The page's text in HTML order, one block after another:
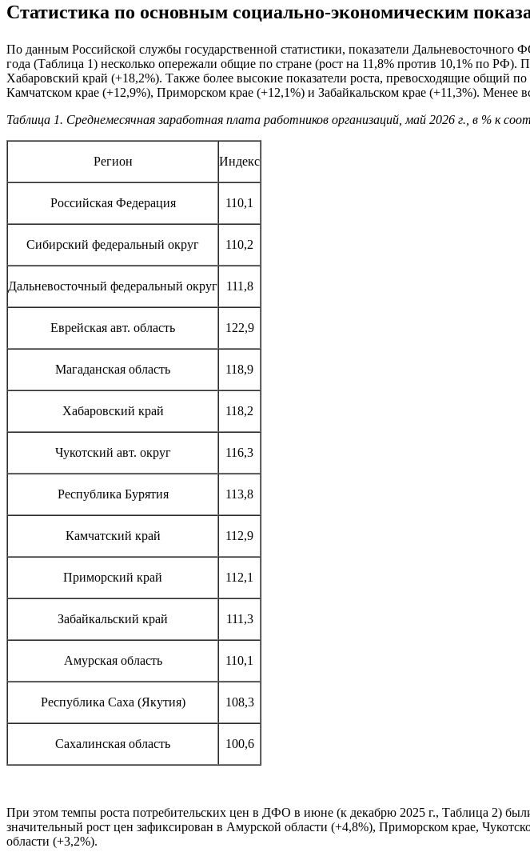
Статистика по основным социально-экономическим
По данным Российской службы государственной статистики, показатели
года (Таблица 1) несколько опережали общие по стране (рост на 11,8% против 10,1% по
Хабаровский край (+18,2%). Также более высокие показатели роста, превосходящие общий
Камчатском крае (+12,9%), Приморском крае (+12,1%) и Забайкальском крае (+11,3%). Менее
Таблица 1. Среднемесячная заработная плата работников организаций, май 2026 г., в % к
Регион Индекс
Российская Федерация 110,1
Сибирский федеральный округ 110,2
Дальневосточный федеральный округ 111,8
Еврейская авт. область 122,9
Магаданская область 118,9
Хабаровский край 118,2
Чукотский авт. округ 116,3
Республика Бурятия 113,8
Камчатский край 112,9
Приморский край 112,1
Забайкальский край 111,3
Амурская область 110,1
Республика Саха (Якутия) 108,3
Сахалинская область 100,6
При этом темпы роста потребительских цен в ДФО в июне (к декабрю 2025 г., Таблица 2)
значительный рост цен зафиксирован в Амурской области (+4,8%), Приморском крае,
области (+3,2%).